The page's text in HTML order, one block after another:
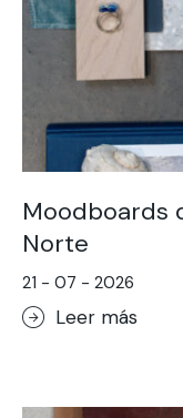
Moodboards
Norte
21 - 07 - 2026
Leer más